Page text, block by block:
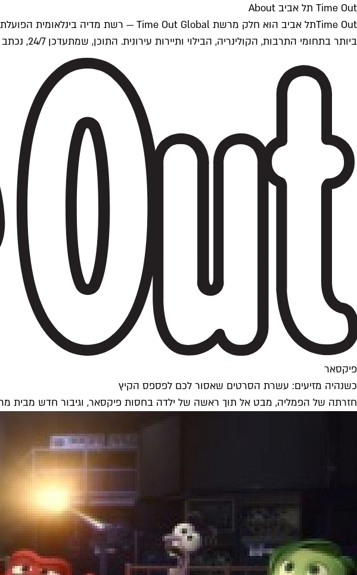
Time Out תל אביב About
ביותר בתחומי התרבות, הקולינריה, הבילוי ותיירות עירונית. התוכן, שמתעדכן 24/7, נכתב ונערך על ידי צוות עיתונאים מקצועי מקומי בישראל, בהתאם לסטנדרטים של Time Out העולמית.
פיקסאר
כשנהיה מזיעים: עשרת הסרטים שאסור לכם לפספס הקיץ
חזרתה של הפמליה, מבט אל תוך ראשה של ילדה בחסות פיקסאר, וגיבור חדש מבית